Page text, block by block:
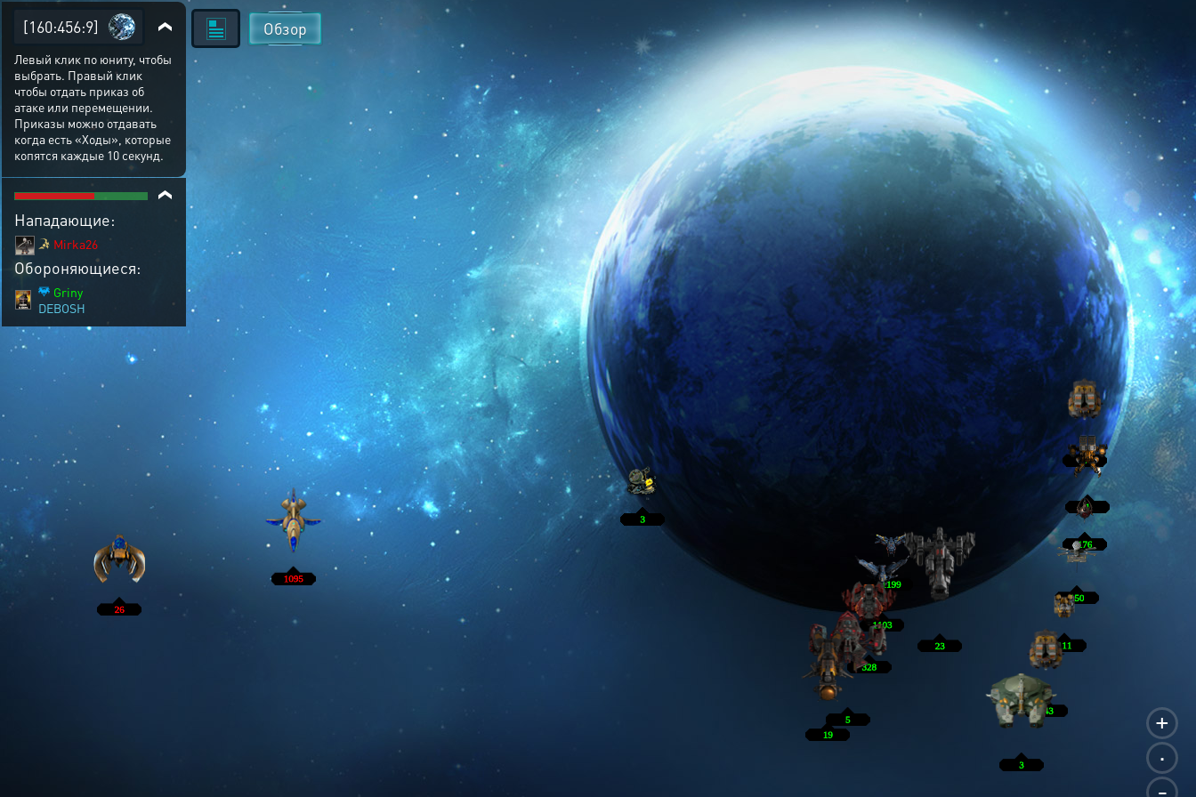
+
.
-
Обзор
[160:456:9]
Левый клик по юниту, чтобы
выбрать. Правый клик
чтобы отдать приказ об
атаке или перемещении.
Приказы можно отдавать
когда есть «Ходы», которые
копятся каждые 10 секунд.
Нападающие:
Mirka26
Обороняющиеся:
Griny
DEBOSH